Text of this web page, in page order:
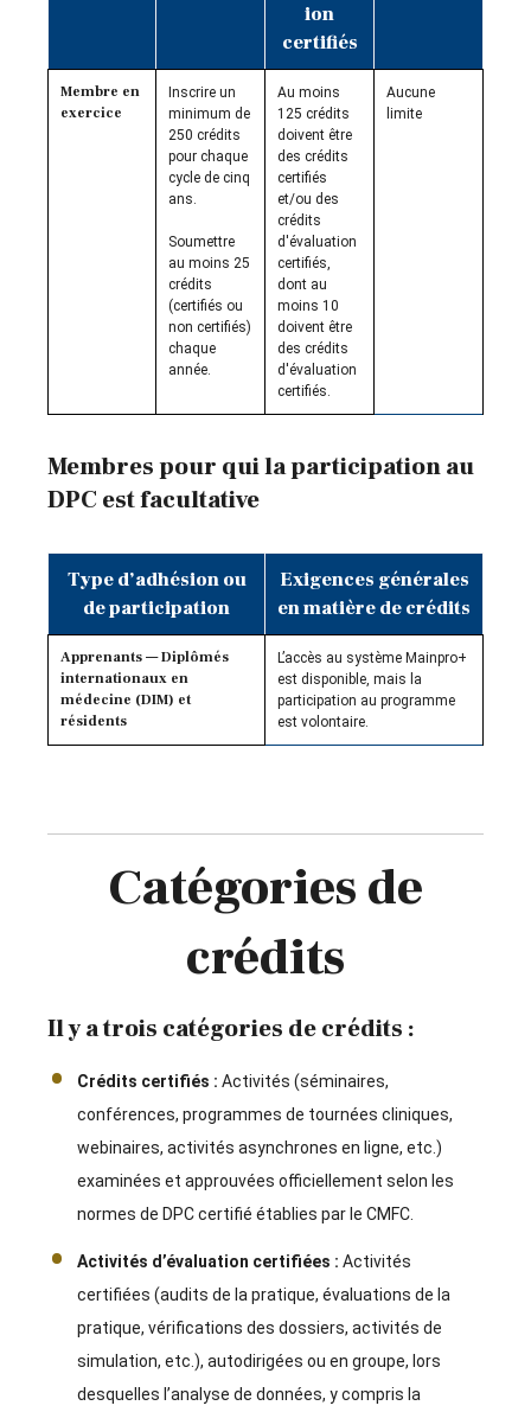
ion
certifiés
Membre en
exercice
Inscrire un
minimum de
250 crédits
pour chaque
cycle de cinq
ans.
Soumettre
au moins 25
crédits
(certifiés ou
non certifiés)
chaque
année.
Au moins
125 crédits
doivent être
des crédits
certifiés
et/ou des
crédits
d'évaluation
certifiés,
dont au
moins 10
doivent être
des crédits
d'évaluation
certifiés.
Aucune
limite
Membres pour qui la participation au
DPC est facultative
Type d’adhésion ou
de participation
Exigences générales
en matière de crédits
Apprenants — Diplômés
internationaux en
médecine (DIM) et
résidents
L’accès au système Mainpro+
est disponible, mais la
participation au programme
est volontaire.
Catégories de
crédits
Il y a trois catégories de crédits :
Crédits certifiés : Activités (séminaires,
conférences, programmes de tournées cliniques,
webinaires, activités asynchrones en ligne, etc.)
examinées et approuvées officiellement selon les
normes de DPC certifié établies par le CMFC.
Activités d’évaluation certifiées : Activités
certifiées (audits de la pratique, évaluations de la
pratique, vérifications des dossiers, activités de
simulation, etc.), autodirigées ou en groupe, lors
desquelles l’analyse de données, y compris la